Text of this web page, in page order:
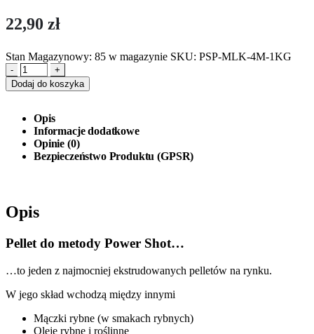
22,90 zł
Stan Magazynowy: 85 w magazynie SKU: PSP-MLK-4M-1KG
-
+
Dodaj do koszyka
Opis
Informacje dodatkowe
Opinie (0)
Bezpieczeństwo Produktu (GPSR)
Opis
Pellet do metody Power Shot…
…to jeden z najmocniej ekstrudowanych pelletów na rynku.
W jego skład wchodzą między innymi
Mączki rybne (w smakach rybnych)
Oleje rybne i roślinne